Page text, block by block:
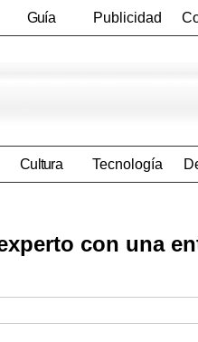
Guía Publicidad
Cultura Tecnología
con una